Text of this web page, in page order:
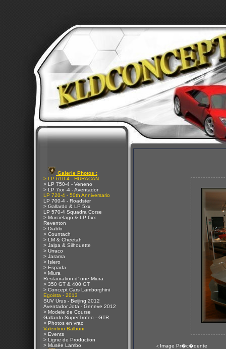
Galerie Photos :
> LP 610-4 - HURACAN
> LP 750-4 - Veneno
> LP 7xx -4 - Aventador
LP 720-4 - 50th Anniversario
LP 700-4 - Roadster
> Gallardo & LP 5xx
LP 570-4 Squadra Corse
> Murcielago & LP 6xx
Reventon
> Diablo
> Countach
> LM & Cheetah
> Jalpa & Silhouette
> Urraco
> Jarama
> Islero
> Espada
> Miura
Restauration d' une Miura
> 350 GT & 400 GT
> Concept Cars Lamborghini
Egoista - 2013
SUV Urus - Beijing 2012
Aventador Jota - Geneve 2012
> Modele de Course
Gallardo SuperTrofeo - GTR
> Photos en vrac
Valentino Balboni
> Events
> Ligne de Production
> Musée Lambo
< Image Pr�c�dente